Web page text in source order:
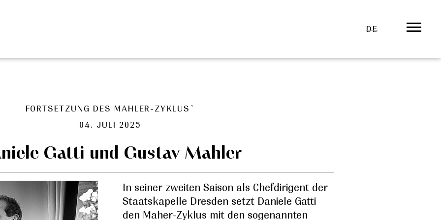
DE
FORTSETZUNG DES MAHLER-ZYKLUS`
04. JULI 2025
Gatti und Gustav Mahler
In seiner zweiten Saison als Chefdirigent der
Staatskapelle Dresden setzt Daniele Gatti
den Maher-Zyklus mit den sogenannten